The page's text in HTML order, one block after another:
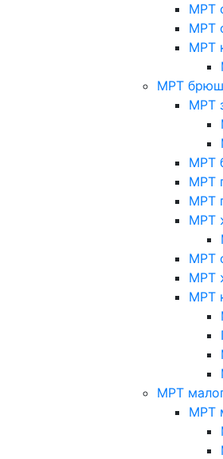
МРТ
МРТ
МРТ
МРТ
МРТ
МРТ
МРТ
МРТ
МРТ
МРТ
МРТ
МРТ
МРТ
МРТ